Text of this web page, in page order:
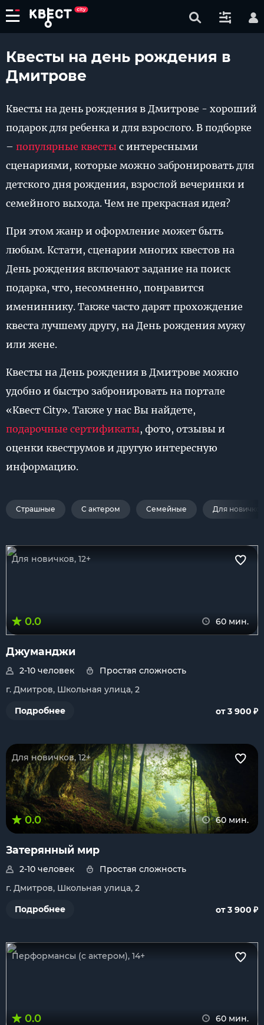
Квесты на день рождения в
Дмитрове
Квесты на день рождения в Дмитрове - хороший
подарок для ребенка и для взрослого. В подборке
– популярные квесты с интересными
сценариями, которые можно забронировать для
детского дня рождения, взрослой вечеринки и
семейного выхода. Чем не прекрасная идея?
При этом жанр и оформление может быть
любым. Кстати, сценарии многих квестов на
День рождения включают задание на поиск
подарка, что, несомненно, понравится
имениннику. Также часто дарят прохождение
квеста лучшему другу, на День рождения мужу
или жене.
Квесты на День рождения в Дмитрове можно
удобно и быстро забронировать на портале
«Квест City». Также у нас Вы найдете,
подарочные сертификаты, фото, отзывы и
оценки квеструмов и другую интересную
информацию.
Страшные С актером Семейные Для новичков
Для новичков, 12+
0.0 60 мин.
Джуманджи
2-10 человек
Простая сложность
г. Дмитров, Школьная улица, 2
Подробнее
от 3 900 ₽
Для новичков, 12+
0.0 60 мин.
Затерянный мир
2-10 человек
Простая сложность
г. Дмитров, Школьная улица, 2
Подробнее
от 3 900 ₽
Перформансы (с актером), 14+
0.0 60 мин.